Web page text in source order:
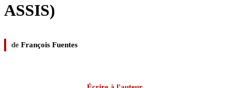
ASSIS)
de François Fuentes